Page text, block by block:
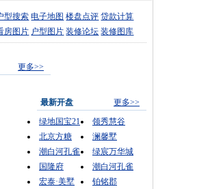
型搜索 电子地图 楼盘点评 贷款计算
房图片 户型图片 装修论坛 装修图库
更多>>
最新开盘
更多>>
绿地国宝21
领秀慧谷
北京方糖
澜馨墅
潮白河孔雀
绿宸万华城
国隆府
潮白河孔雀
宏泰·美墅
铂铭郡